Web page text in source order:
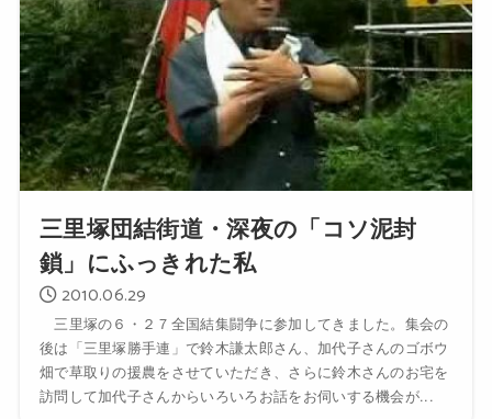
三里塚団結街道・深夜の「コソ泥封
鎖」にふっきれた私
2010.06.29
三里塚の６・２７全国結集闘争に参加してきました。集会の
後は「三里塚勝手連」で鈴木謙太郎さん、加代子さんのゴボウ
畑で草取りの援農をさせていただき、さらに鈴木さんのお宅を
訪問して加代子さんからいろいろお話をお伺いする機会が...